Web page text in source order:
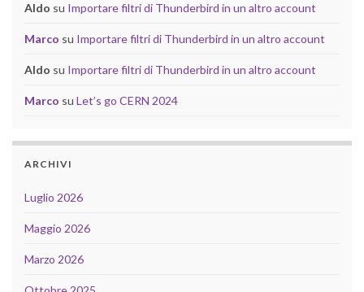
Aldo su Importare filtri di Thunderbird in un altro account
Marco su Importare filtri di Thunderbird in un altro account
Aldo su Importare filtri di Thunderbird in un altro account
Marco su Let’s go CERN 2024
ARCHIVI
Luglio 2026
Maggio 2026
Marzo 2026